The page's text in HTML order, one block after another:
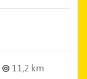
11,2 km